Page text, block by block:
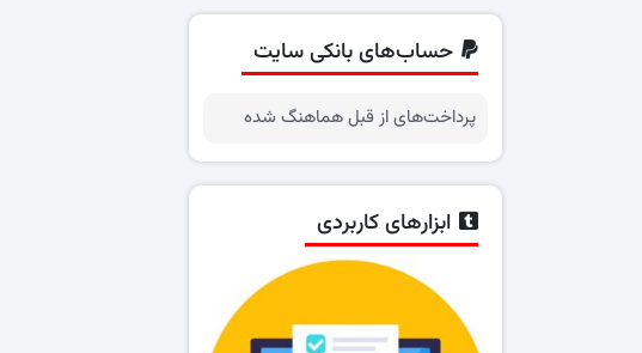
حساب‌های بانکی سایت
پرداخت‌های از قبل هماهنگ شده
ابزارهای کاربردی